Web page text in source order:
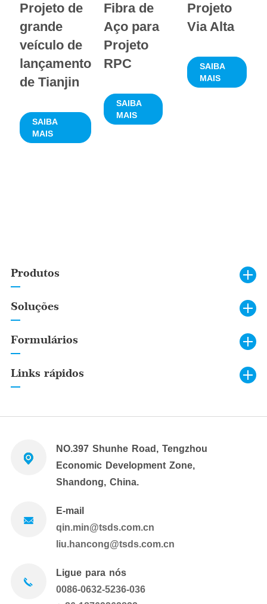
Projeto de
grande
veículo de
lançamento
de Tianjin
SAIBA
MAIS
Fibra de
Aço para
Projeto
RPC
SAIBA
MAIS
Projeto
Via Alta
SAIBA
MAIS
Produtos
Soluções
Formulários
Links rápidos
NO.397 Shunhe Road, Tengzhou
Economic Development Zone,
Shandong, China.
E-mail
qin.min@tsds.com.cn
liu.hancong@tsds.com.cn
Ligue para nós
0086-0632-5236-036